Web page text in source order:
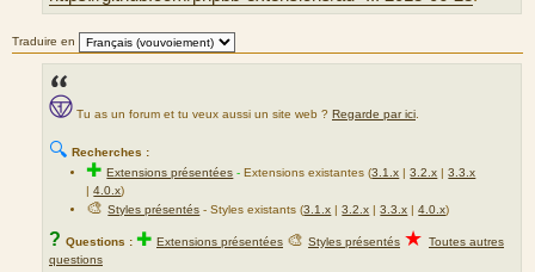
Traduire en
Tu as un forum et tu veux aussi un site web ? Regarde par ici
🔍 Recherches :
✚Extensions présentées -Extensions existantes (3.1.x |3.2.x |3.3.x
|4.0.x)
🎨Styles présentés - Styles existants (3.1.x |3.2.x |3.3.x |4.0.x)
? Questions : ✚ Extensions présentées 🎨 Styles présentés ★ Toutes autres
questions